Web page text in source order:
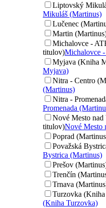
Liptovský
Mikuláš (Martinus)
Lučenec
Martin
Michalovce -
titulov)Michalovce
Myjava (Kniha
Myjava)
Nitra - Centro
(Martinus)
Nitra -
Promenada
Nové Mesto
titulov)Nové Mesto
Poprad
Považská
Bystrica (Martinus)
Prešov
Trenčín
Trnava
Turzovka
(Kniha Turzovka)